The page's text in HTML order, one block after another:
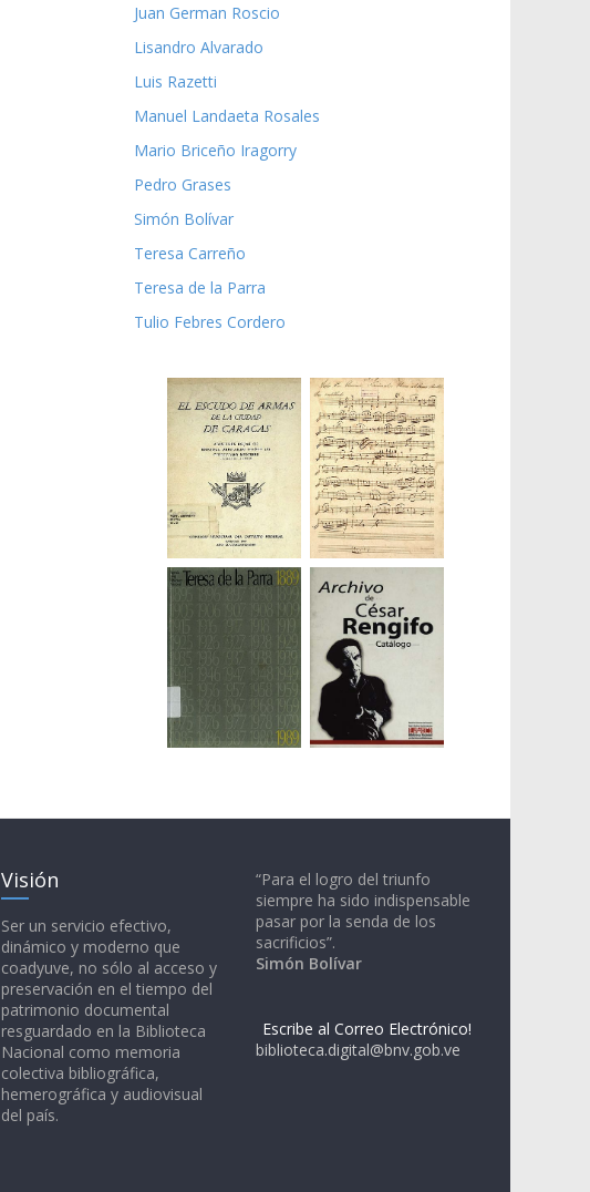
Juan German Roscio
Lisandro Alvarado
Luis Razetti
Manuel Landaeta Rosales
Mario Briceño Iragorry
Pedro Grases
Simón Bolívar
Teresa Carreño
Teresa de la Parra
Tulio Febres Cordero
Visión
Ser un servicio efectivo,
dinámico y moderno que
coadyuve, no sólo al acceso y
preservación en el tiempo del
patrimonio documental
resguardado en la Biblioteca
Nacional como memoria
colectiva bibliográfica,
hemerográfica y audiovisual
del país.
“Para el logro del triunfo
siempre ha sido indispensable
pasar por la senda de los
sacrificios”.
Simón Bolívar
Escribe al Correo Electrónico!
biblioteca.digital@bnv.gob.ve